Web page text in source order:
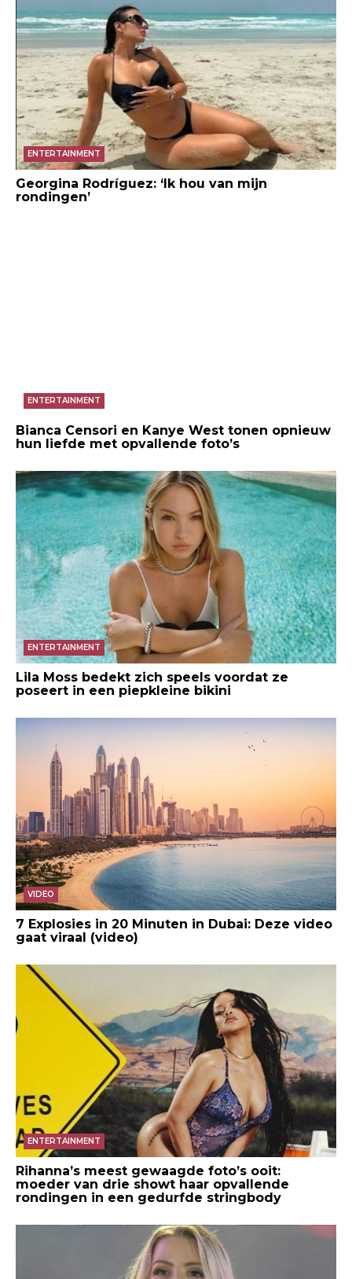
ENTERTAINMENT
Georgina Rodríguez: ‘Ik hou van mijn
rondingen’
ENTERTAINMENT
Bianca Censori en Kanye West tonen opnieuw
hun liefde met opvallende foto’s
ENTERTAINMENT
Lila Moss bedekt zich speels voordat ze
poseert in een piepkleine bikini
VIDEO
7 Explosies in 20 Minuten in Dubai: Deze video
gaat viraal (video)
ENTERTAINMENT
Rihanna’s meest gewaagde foto’s ooit:
moeder van drie showt haar opvallende
rondingen in een gedurfde stringbody